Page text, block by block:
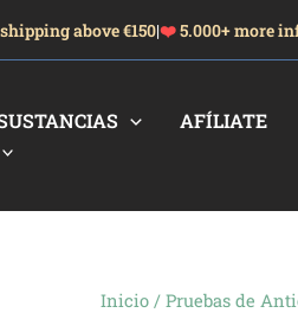
above €150|❤️5.000+ more
AFÍLIATE
Inicio/ Pruebas de
Kit